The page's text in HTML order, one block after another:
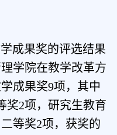
成果奖的评选结果
学院在教学改革方
成果奖9项，其中
奖2项，研究生教育
等奖2项，获奖的